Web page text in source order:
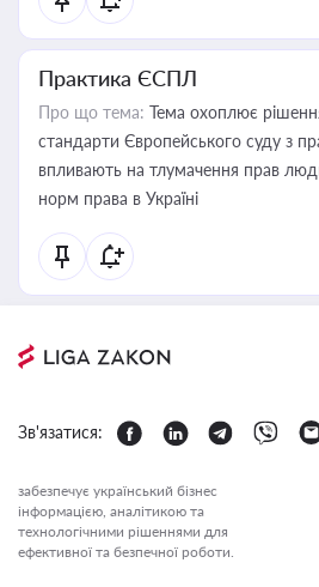
Практика ЄСПЛ
Про що тема: Тема охоплює
стандарти Європейського суду з
впливають на тлумачення прав
норм права в Україні
Зв'язатися:
забезпечує український бізнес
інформацією, аналітикою та
технологічними рішеннями для
ефективної та безпечної роботи.